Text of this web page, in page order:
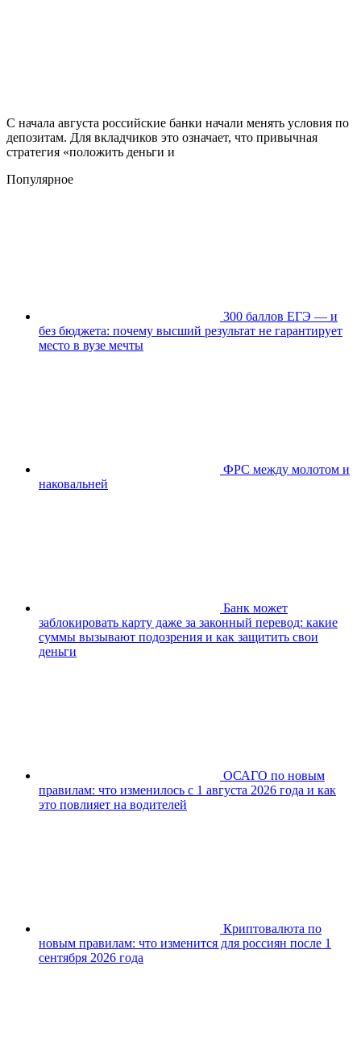
С начала августа российские банки начали менять условия по
депозитам. Для вкладчиков это означает, что привычная
стратегия «положить деньги и
Популярное
300 баллов ЕГЭ — и
без бюджета: почему высший результат не гарантирует
место в вузе мечты
ФРС между молотом и
наковальней
Банк может
заблокировать карту даже за законный перевод: какие
суммы вызывают подозрения и как защитить свои
деньги
ОСАГО по новым
правилам: что изменилось с 1 августа 2026 года и как
это повлияет на водителей
Криптовалюта по
новым правилам: что изменится для россиян после 1
сентября 2026 года